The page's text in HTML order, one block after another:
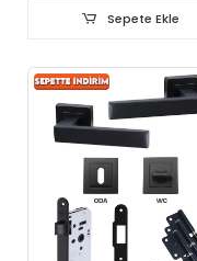
Sepete Ekle